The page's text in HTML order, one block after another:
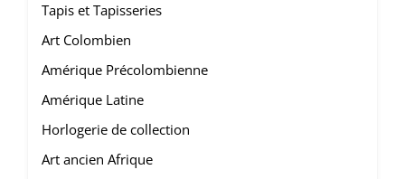
Tapis et Tapisseries
Art Colombien
Amérique Précolombienne
Amérique Latine
Horlogerie de collection
Art ancien Afrique